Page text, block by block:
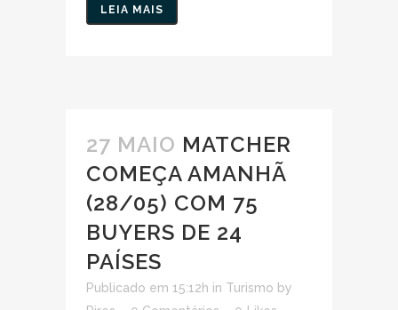
LEIA MAIS
27 MAIO MATCHER
COMEÇA AMANHÃ
(28/05) COM 75
BUYERS DE 24
PAÍSES
Publicado em 15:12h in Turismo by